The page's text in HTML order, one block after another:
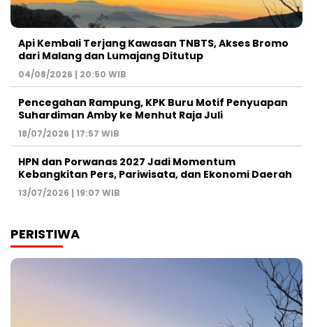
Api Kembali Terjang Kawasan TNBTS, Akses Bromo
dari Malang dan Lumajang Ditutup
04/08/2026 | 20:50 WIB
Pencegahan Rampung, KPK Buru Motif Penyuapan
Suhardiman Amby ke Menhut Raja Juli
18/07/2026 | 17:57 WIB
HPN dan Porwanas 2027 Jadi Momentum
Kebangkitan Pers, Pariwisata, dan Ekonomi Daerah
13/07/2026 | 19:07 WIB
PERISTIWA